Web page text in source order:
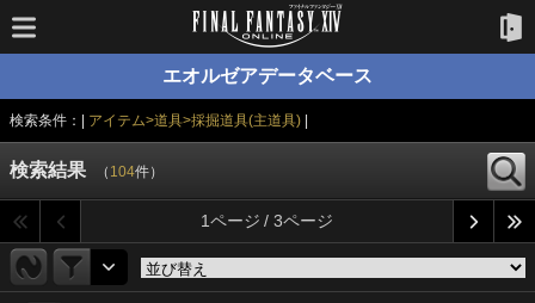
エオルゼアデータベース
検索条件：| アイテム>道具>採掘道具(主道具)|
検索結果 （ 104件）
1ページ / 3ページ